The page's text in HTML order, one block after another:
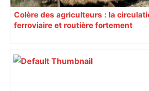
Colère des agriculteurs : la
ferroviaire et routière fortement